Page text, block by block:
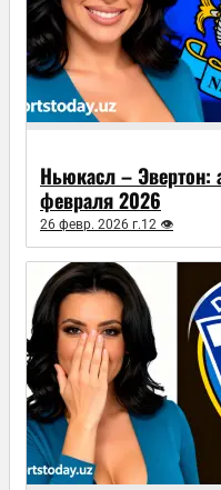
Ньюкасл – Эвертон:
февраля 2026
26 февр. 2026 г.12 👁